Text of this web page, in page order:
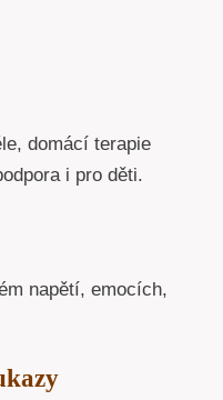
domácí terapie
i pro děti.
napětí, emocích,